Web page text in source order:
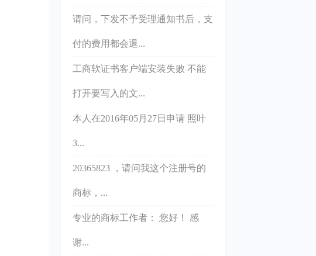
请问，下发不予受理通知书后，支
付的费用都会退...
工商软证书客户端安装失败 不能
打开要写入的文...
本人在2016年05月27日申请 照叶
3...
20365823 ，请问我这个注册号的
商标，...
专业的商标工作者： 您好！ 感
谢...